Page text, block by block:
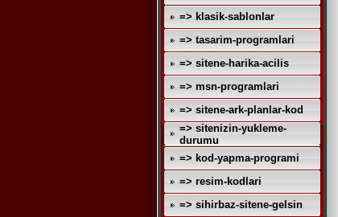
=> klasik-sablonlar
=> tasarim-programlari
=> sitene-harika-acilis
=> msn-programlari
=> sitene-ark-planlar-kod
=> sitenizin-yukleme-
durumu
=> kod-yapma-programi
=> resim-kodlari
=> sihirbaz-sitene-gelsin